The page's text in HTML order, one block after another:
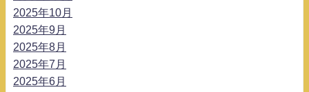
2025年10月
2025年9月
2025年8月
2025年7月
2025年6月